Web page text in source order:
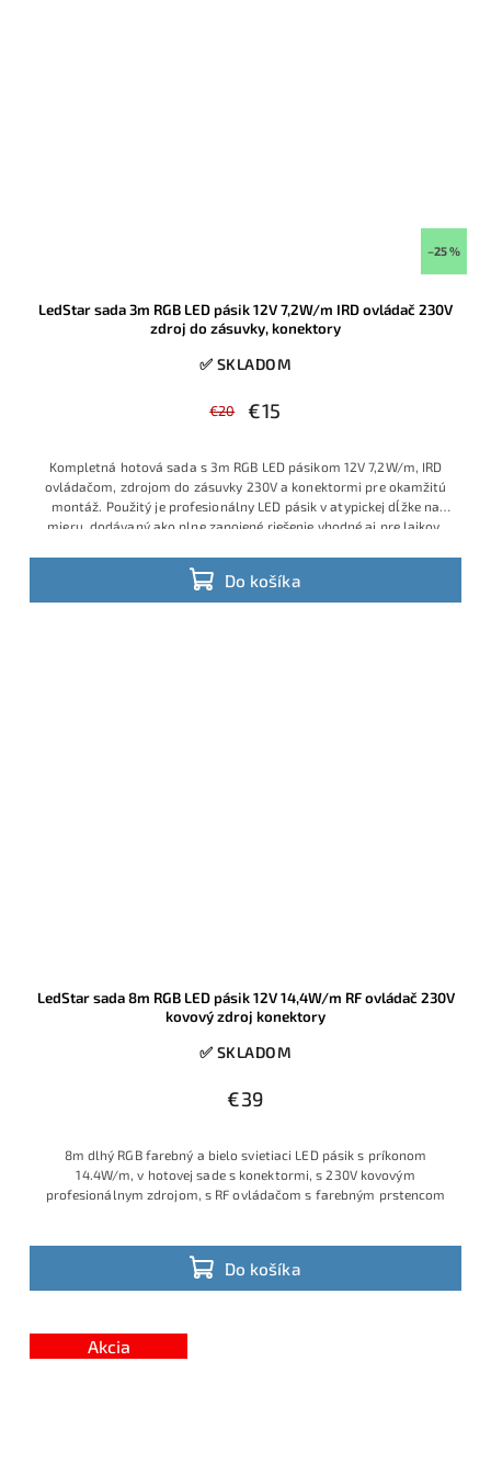
–25 %
LedStar sada 3m RGB LED pásik 12V 7,2W/m IRD ovládač 230V
zdroj do zásuvky, konektory
✅ SKLADOM
€20 €15
Do košíka
Kompletná hotová sada s 3m RGB LED pásikom 12V 7,2W/m, IRD
ovládačom, zdrojom do zásuvky 230V a konektormi pre okamžitú
montáž. Použitý je profesionálny LED pásik v atypickej dĺžke na
mieru, dodávaný ako plne zapojené riešenie vhodné aj pre laikov,
príslušenstva. Ide o obľúbený model s veľmi dobrým pomerom
ceny, výkonu a praktickosti, ktorý je v ponuke v obmedzenom
množstve a patrí medzi vyhľadávané hotové RGB sady.Výhodná
LedStar sada 8m RGB LED pásik 12V 14,4W/m RF ovládač 230V
kovový zdroj konektory
✅ SKLADOM
€39
Do košíka
8m dlhý RGB farebný a bielo svietiaci LED pásik s príkonom
14.4W/m, v hotovej sade s konektormi, s 230V kovovým
profesionálnym zdrojom, s RF ovládačom s farebným prstencom
Akcia